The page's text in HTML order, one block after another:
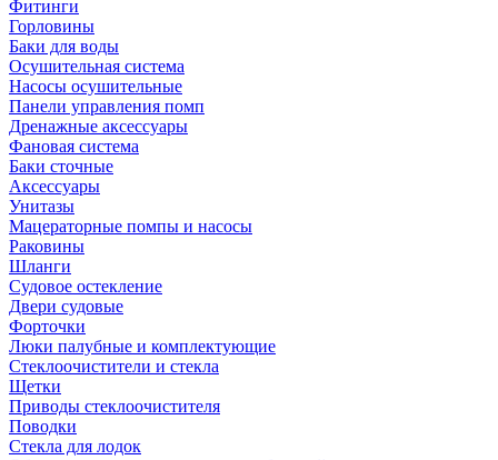
Фитинги
Горловины
Баки для воды
Осушительная система
Насосы осушительные
Панели управления помп
Дренажные аксессуары
Фановая система
Баки сточные
Аксессуары
Унитазы
Мацераторные помпы и насосы
Раковины
Шланги
Судовое остекление
Двери судовые
Форточки
Люки палубные и комплектующие
Стеклоочистители и стекла
Щетки
Приводы стеклоочистителя
Поводки
Стекла для лодок